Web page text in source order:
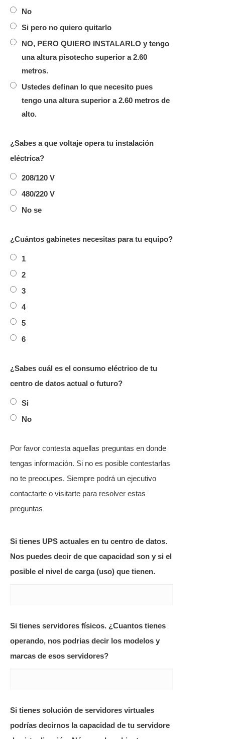
No
Si pero no quiero quitarlo
NO, PERO QUIERO INSTALARLO y tengo
una altura pisotecho superior a 2.60
metros.
Ustedes definan lo que necesito pues
tengo una altura superior a 2.60 metros de
alto.
¿Sabes a que voltaje opera tu instalación
eléctrica?
208/120 V
480/220 V
No se
¿Cuántos gabinetes necesitas para tu equipo?
1
2
3
4
5
6
¿Sabes cuál es el consumo eléctrico de tu
centro de datos actual o futuro?
Si
No
Por favor contesta aquellas preguntas en donde
tengas información. Si no es posible contestarlas
no te preocupes. Siempre podrá un ejecutivo
contactarte o visitarte para resolver estas
preguntas
Si tienes UPS actuales en tu centro de datos.
Nos puedes decir de que capacidad son y si el
posible el nivel de carga (uso) que tienen.
Si tienes servidores físicos. ¿Cuantos tienes
operando, nos podrias decir los modelos y
marcas de esos servidores?
Si tienes solución de servidores virtuales
podrías decirnos la capacidad de tu servidore